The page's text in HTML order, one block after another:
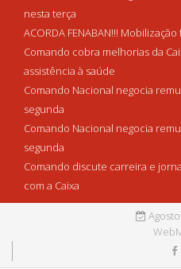
nesta terça
ACORDA FENABAN!!!
Comando cobra melhorias da
assistência à saúde
Comando Nacional negocia
segunda
Comando Nacional negocia
segunda
Comando discute carreira e
com a Caixa